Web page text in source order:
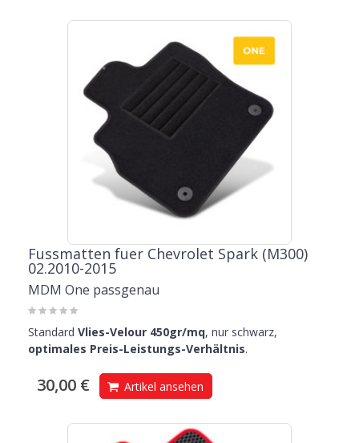
Fussmatten fuer Chevrolet Spark (M300)
02.2010-2015
MDM One passgenau
Standard Vlies-Velour 450gr/mq, nur schwarz,
optimales Preis-Leistungs-Verhältnis.
30,00 € Artikel ansehen